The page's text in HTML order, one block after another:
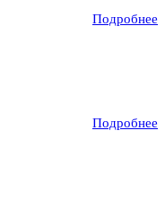
Подробнее
Подробнее